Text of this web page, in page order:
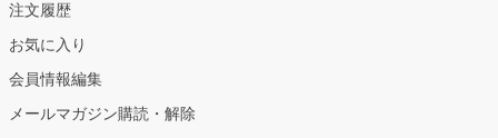
注文履歴
お気に入り
会員情報編集
メールマガジン購読・解除